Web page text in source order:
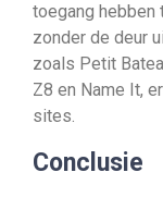
toegang
zonder de deur
zoals Petit
Z8 en Name It,
sites.
Conclusie